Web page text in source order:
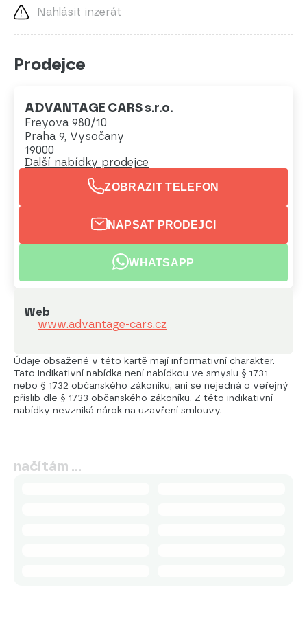
Nahlásit inzerát
Prodejce
ADVANTAGE CARS s.r.o.
Freyova 980/10
Praha 9, Vysočany
19000
Další nabídky prodejce
ZOBRAZIT TELEFON
NAPSAT PRODEJCI
WHATSAPP
Web
www.advantage-cars.cz
Údaje obsažené v této kartě mají informativní charakter.
Tato indikativní nabídka není nabídkou ve smyslu § 1731
nebo § 1732 občanského zákoníku, ani se nejedná o veřejný
příslib dle § 1733 občanského zákoníku. Z této indikativní
nabídky nevzniká nárok na uzavření smlouvy.
načítám …